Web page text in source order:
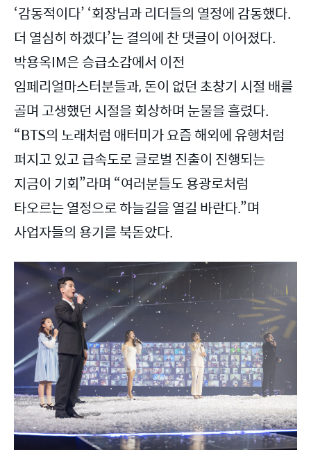
‘감동적이다’ ‘회장님과 리더들의 열정에 감동했다.
더 열심히 하겠다’는 결의에 찬 댓글이 이어졌다.
박용옥IM은 승급소감에서 이전
임페리얼마스터분들과, 돈이 없던 초창기 시절 배를
골며 고생했던 시절을 회상하며 눈물을 흘렸다.
“BTS의 노래처럼 애터미가 요즘 해외에 유행처럼
퍼지고 있고 급속도로 글로벌 진출이 진행되는
지금이 기회”라며 “여러분들도 용광로처럼
타오르는 열정으로 하늘길을 열길 바란다.”며
사업자들의 용기를 북돋았다.